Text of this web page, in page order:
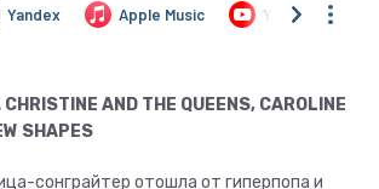
AND THE QUEENS, CAROLINE
SHAPES
сонграйтер отошла от гиперпопа и